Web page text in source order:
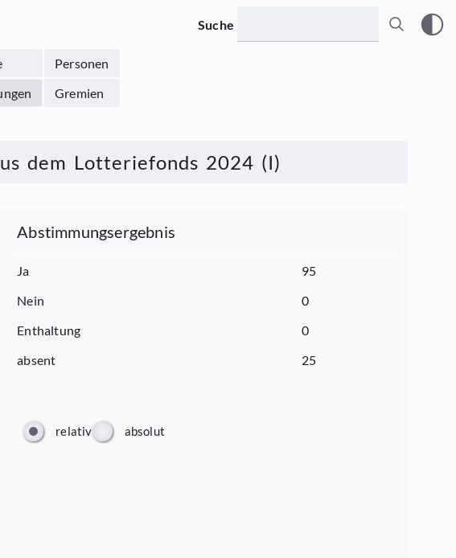
Personen
Gremien
Suche
dem Lotteriefonds 2024 (I)
Abstimmungsergebnis
Ja
95
Nein
0
Enthaltung
0
absent
25
relativ absolut